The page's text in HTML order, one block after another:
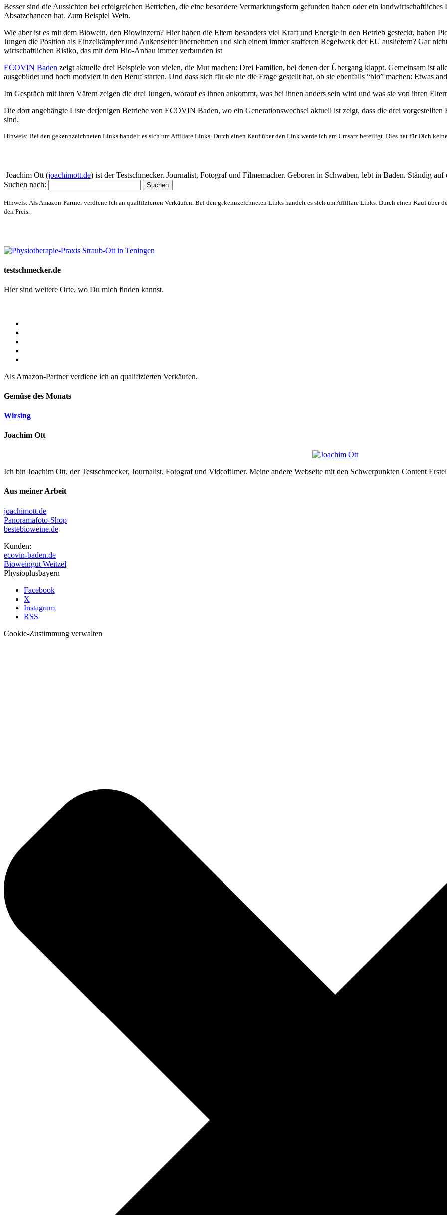
Besser sind die Aussichten bei erfolgreichen Betrieben, die eine besondere Vermarktungsform gefunden haben oder ein landwirtschaftliches
Absatzchancen hat. Zum Beispiel Wein.
Wie aber ist es mit dem Biowein, den Biowinzern? Hier haben die Eltern besonders viel Kraft und Energie in den Betrieb gesteckt, haben
Jungen die Position als Einzelkämpfer und Außenseiter übernehmen und sich einem immer srafferen Regelwerk der EU ausliefern? Gar
wirtschaftlichen Risiko, das mit dem Bio-Anbau immer verbunden ist.
ECOVIN Baden zeigt aktuelle drei Beispiele von vielen, die Mut machen: Drei Familien, bei denen der Übergang klappt. Gemeinsam ist
ausgebildet und hoch motiviert in den Beruf starten. Und dass sich für sie nie die Frage gestellt hat, ob sie ebenfalls “bio” machen: Etwas
Im Gespräch mit ihren Vätern zeigen die drei Jungen, worauf es ihnen ankommt, was bei ihnen anders sein wird und was sie von ihren
Die dort angehängte Liste derjenigen Betriebe von ECOVIN Baden, wo ein Generationswechsel aktuell ist zeigt, dass die drei vorgestellten
sind.
Hinweis: Bei den gekennzeichneten Links handelt es sich um Affiliate Links. Durch einen Kauf über den Link werde ich am Umsatz beteiligt. Dies hat für Dich
Joachim Ott (joachimott.de) ist der Testschmecker. Journalist, Fotograf und Filmemacher. Geboren in Schwaben, lebt in Baden. Ständig auf
Suchen nach:
Hinweis: Als Amazon-Partner verdiene ich an qualifizierten Verkäufen. Bei den gekennzeichneten Links handelt es sich um Affiliate Links. Durch einen Kauf über
den Preis.
testschmecker.de
Hier sind weitere Orte, wo Du mich finden kannst.
Als Amazon-Partner verdiene ich an qualifizierten Verkäufen.
Gemüse des Monats
Wirsing
Joachim Ott
Ich bin Joachim Ott, der Testschmecker, Journalist, Fotograf und Videofilmer. Meine andere Webseite mit den Schwerpunkten Content
Aus meiner Arbeit
joachimott.de
Panoramafoto-Shop
bestebioweine.de
Kunden:
ecovin-baden.de
Bioweingut Weitzel
Physioplusbayern
Facebook
X
Instagram
RSS
Cookie-Zustimmung verwalten